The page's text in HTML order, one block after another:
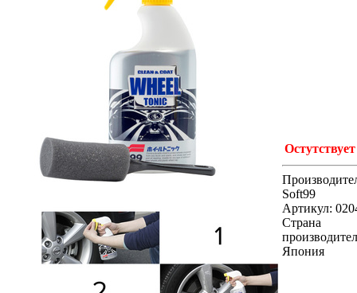
Остутствует
Soft99
Артикул:
Страна
Япония